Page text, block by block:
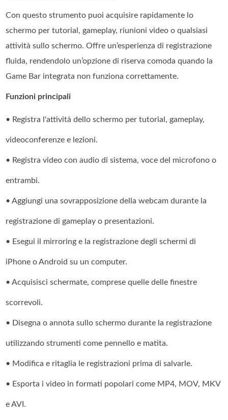
Con questo strumento puoi acquisire rapidamente lo
schermo per tutorial, gameplay, riunioni video o qualsiasi
attività sullo schermo. Offre un’esperienza di registrazione
fluida, rendendolo un’opzione di riserva comoda quando la
Game Bar integrata non funziona correttamente.
Funzioni principali
• Registra l'attività dello schermo per tutorial, gameplay,
videoconferenze e lezioni.
• Registra video con audio di sistema, voce del microfono o
entrambi.
• Aggiungi una sovrapposizione della webcam durante la
registrazione di gameplay o presentazioni.
• Esegui il mirroring e la registrazione degli schermi di
iPhone o Android su un computer.
• Acquisisci schermate, comprese quelle delle finestre
scorrevoli.
• Disegna o annota sullo schermo durante la registrazione
utilizzando strumenti come pennello e matita.
• Modifica e ritaglia le registrazioni prima di salvarle.
• Esporta i video in formati popolari come MP4, MOV, MKV
e AVI.